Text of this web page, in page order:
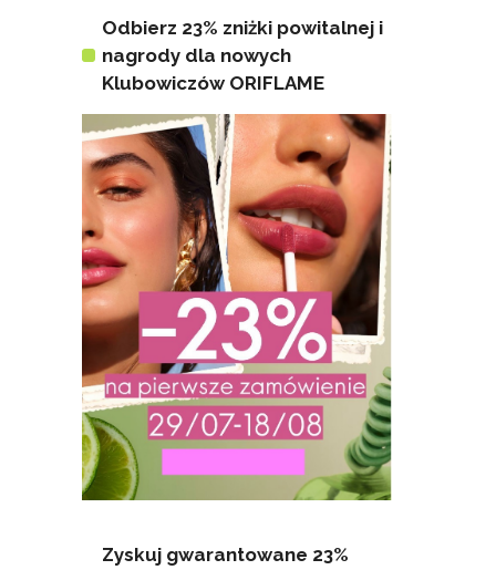
Odbierz 23% zniżki powitalnej i
nagrody dla nowych
Klubowiczów ORIFLAME
Zyskuj gwarantowane 23%